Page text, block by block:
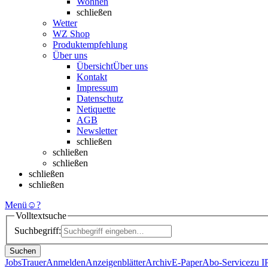
schließen
Wetter
WZ Shop
Produktempfehlung
Über uns
ÜbersichtÜber uns
Kontakt
Impressum
Datenschutz
Netiquette
AGB
Newsletter
schließen
schließen
schließen
schließen
schließen
Menü ☺?
Volltextsuche
Suchbegriff:
Suchen
JobsTrauerAnmeldenAnzeigenblätterArchivE-PaperAbo-Servicezu